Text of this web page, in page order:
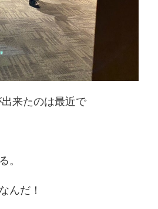
来たのは最近で
。
んだ！